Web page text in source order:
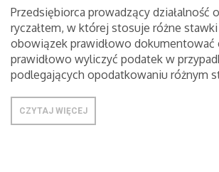
Przedsiębiorca prowadzący działalność
ryczałtem, w której stosuje różne stawki
obowiązek prawidłowo dokumentować
prawidłowo wyliczyć podatek w
podlegających opodatkowaniu różnym
CZYTAJ WIĘCEJ